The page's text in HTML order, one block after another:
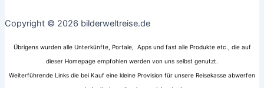
Copyright © 2026 bilderweltreise.de
Übrigens wurden alle Unterkünfte, Portale, Apps und fast alle Produkte etc., die auf
dieser Homepage empfohlen werden von uns selbst genutzt.
Weiterführende Links die bei Kauf eine kleine Provision für unsere Reisekasse abwerfen